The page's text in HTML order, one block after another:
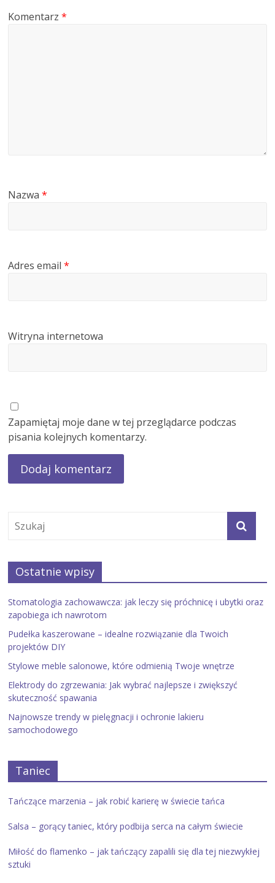
Komentarz*
Nazwa*
Adres email*
Witryna internetowa
Zapamiętaj moje dane w tej przeglądarce podczas
pisania kolejnych komentarzy.
Ostatnie wpisy
Stomatologia zachowawcza: jak leczy się próchnicę i ubytki oraz
zapobiega ich nawrotom
Pudełka kaszerowane – idealne rozwiązanie dla Twoich
projektów DIY
Stylowe meble salonowe, które odmienią Twoje wnętrze
Elektrody do zgrzewania: Jak wybrać najlepsze i zwiększyć
skuteczność spawania
Najnowsze trendy w pielęgnacji i ochronie lakieru
samochodowego
Taniec
Tańczące marzenia – jak robić karierę w świecie tańca
Salsa – gorący taniec, który podbija serca na całym świecie
Miłość do flamenko – jak tańczący zapalili się dla tej niezwykłej
sztuki